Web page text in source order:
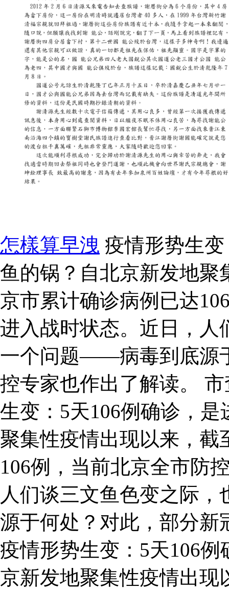
怎樣算早洩 疫情形势生
鱼的锅？自北京新发地聚
京市累计确诊病例已达
进入战时状态。近日，人
一个问题——病毒到底源
控专家也作出了解读。
生变：5天106例确诊，
聚集性疫情出现以来，截
106例，当前北京全市防
人们谈三文鱼色变之际
源于何处？对此，部分新
疫情形势生变：5天106
京新发地聚集性疫情出现